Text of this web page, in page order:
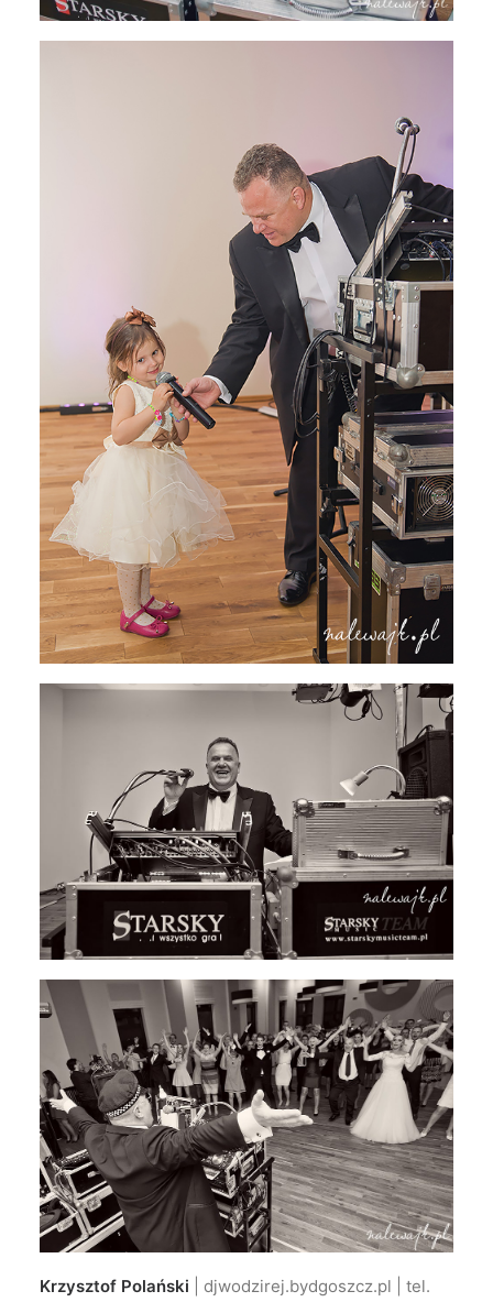
Krzysztof Polański | djwodzirej.bydgoszcz.pl | tel.